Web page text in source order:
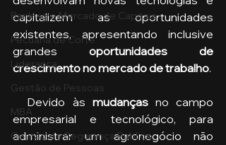
Banking e Mercado de Capitais
Pecuária de Corte
Liderança
Gestão de Pessoas
MBA
Gestão de Segurança Publica
capitalizem as oportunidades
existentes, apresentando inclusive
grandes oportunidades de
crescimento no mercado de trabalho.
  Devido às
mudanças no campo
empresarial e tecnológico, para
administrar um agronegócio não